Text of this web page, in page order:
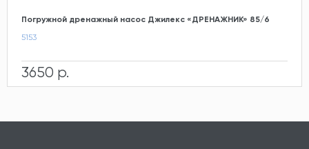
Погружной дренажный насос Джилекс «ДРЕНАЖНИК» 85/6
5153
3650 р.